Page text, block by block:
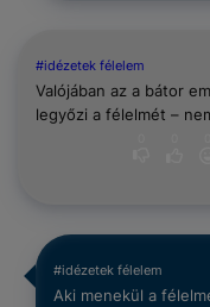
#idézetek félelem
Valójában az a bátor
legyőzi a félelmét –
#idézetek félelem
Aki menekül a